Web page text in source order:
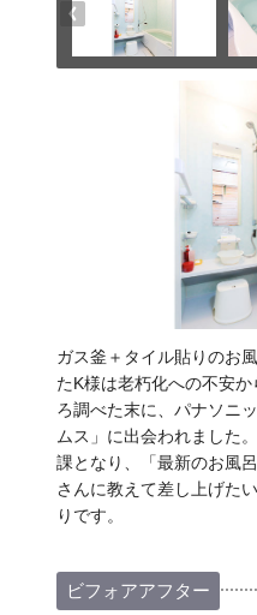
ガス釜＋タイル貼りのお
たK様は老朽化への不安
ろ調べた末に、パナソニ
ムス」に出会われました
課となり、「最新のお風
さんに教えて差し上げた
りです。
ビフォアアフター